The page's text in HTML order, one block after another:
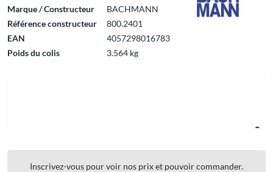
Marque / Constructeur
BACHMANN
Référence constructeur
800.2401
EAN
4057298016783
Poids du colis
3.564 kg
Inscrivez-vous pour voir nos prix et pouvoir commander.